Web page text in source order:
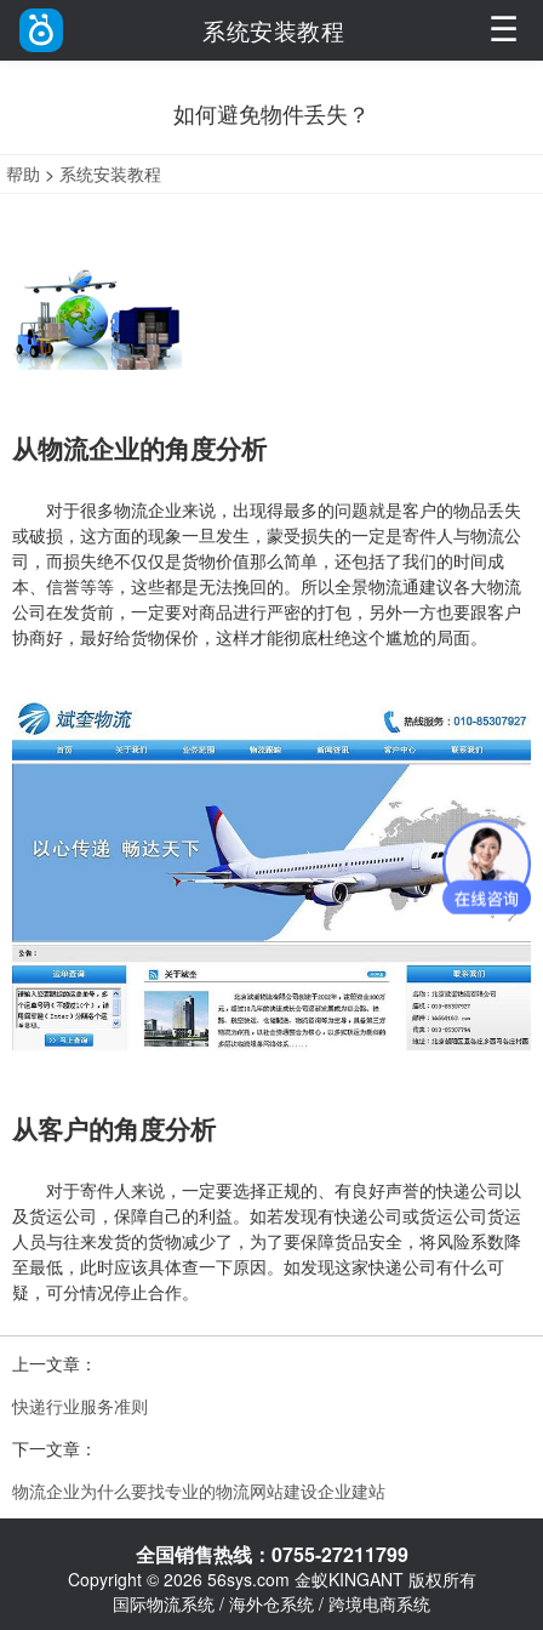
系统安装教程 ☰
如何避免物件丢失？
帮助 > 系统安装教程
从物流企业的角度分析
对于很多物流企业来说，出现得最多的问题就是客户的物品丢失
或破损，这方面的现象一旦发生，蒙受损失的一定是寄件人与物流公
司，而损失绝不仅仅是货物价值那么简单，还包括了我们的时间成
本、信誉等等，这些都是无法挽回的。所以全景物流通建议各大物流
公司在发货前，一定要对商品进行严密的打包，另外一方也要跟客户
协商好，最好给货物保价，这样才能彻底杜绝这个尴尬的局面。
从客户的角度分析
对于寄件人来说，一定要选择正规的、有良好声誉的快递公司以
及货运公司，保障自己的利益。如若发现有快递公司或货运公司货运
人员与往来发货的货物减少了，为了要保障货品安全，将风险系数降
至最低，此时应该具体查一下原因。如发现这家快递公司有什么可
疑，可分情况停止合作。
上一文章：
快递行业服务准则
下一文章：
物流企业为什么要找专业的物流网站建设企业建站
全国销售热线：0755-27211799
Copyright © 2026 56sys.com 金蚁KINGANT 版权所有
国际物流系统 / 海外仓系统 / 跨境电商系统